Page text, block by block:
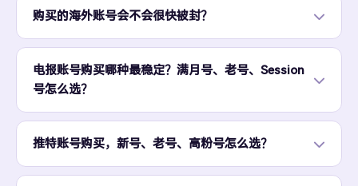
购买的海外账号会不会很快被封？
电报账号购买哪种最稳定？满月号、老号、Session
号怎么选？
推特账号购买，新号、老号、高粉号怎么选？